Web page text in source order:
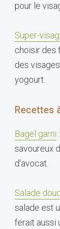
pour le
Super-
choisir des
des
yogourt.
Recettes
Bagel garni
savoureux
d’avocat.
Salade
salade est
ferait aussi